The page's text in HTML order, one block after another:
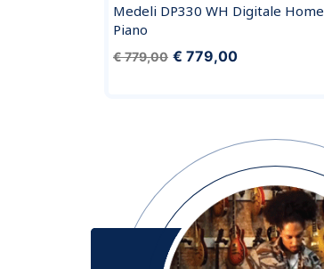
Medeli DP330 WH Digitale Home
Piano
€ 779,00 € 779,00